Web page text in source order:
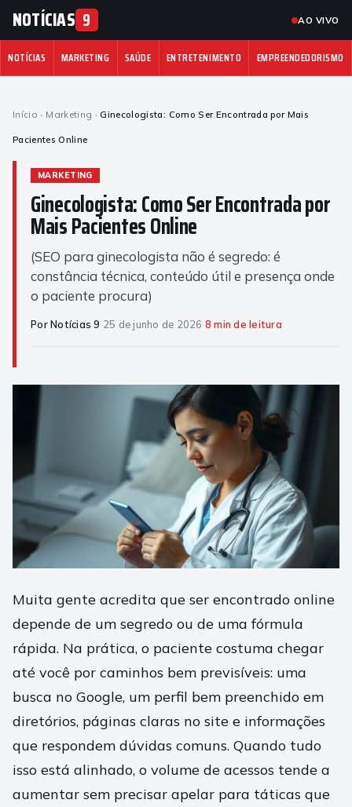
NOTÍCIAS 9 AO VIVO
NOTÍCIAS MARKETING SAÚDE ENTRETENIMENTO EMPREENDEDORISMO
Início › Marketing › Ginecologista: Como Ser Encontrada por Mais
Pacientes Online
MARKETING
Ginecologista: Como Ser Encontrada por
Mais Pacientes Online
(SEO para ginecologista não é segredo: é
constância técnica, conteúdo útil e presença onde
o paciente procura)
Por Notícias 9·25 de junho de 2026·8 min de leitura
Muita gente acredita que ser encontrado online
depende de um segredo ou de uma fórmula
rápida. Na prática, o paciente costuma chegar
até você por caminhos bem previsíveis: uma
busca no Google, um perfil bem preenchido em
diretórios, páginas claras no site e informações
que respondem dúvidas comuns. Quando tudo
isso está alinhado, o volume de acessos tende a
aumentar sem precisar apelar para táticas que